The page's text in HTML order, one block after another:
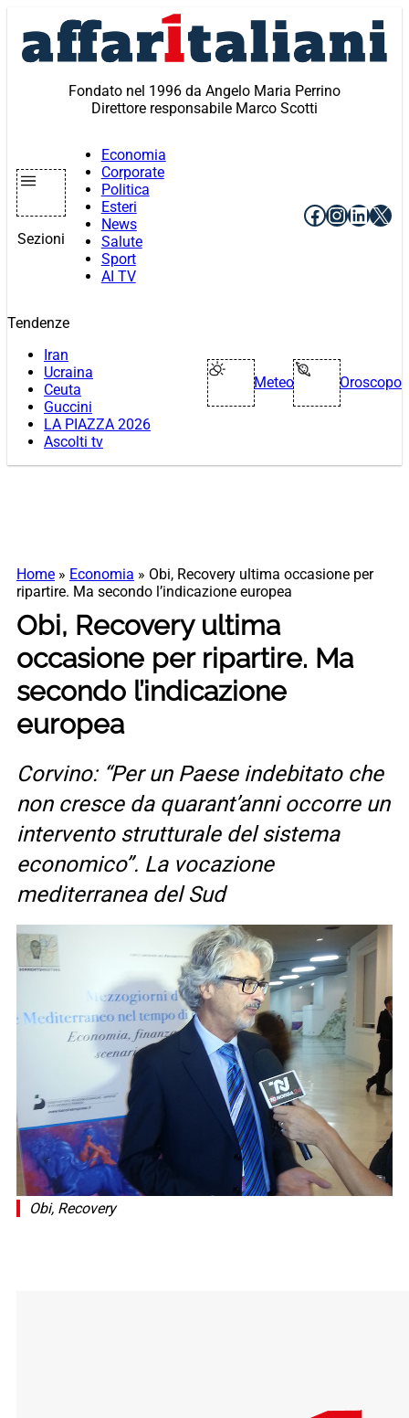
contenuto
Fondato nel 1996 da Angelo Maria Perrino
Direttore responsabile Marco Scotti
Sezioni
Economia
Corporate
Politica
Esteri
News
Salute
Sport
AI TV
Facebook
X
Tendenze
Iran
Ucraina
Ceuta
Guccini
LA PIAZZA 2026
Ascolti tv
Meteo Oroscopo
Home » Economia » Obi, Recovery ultima occasione per
ripartire. Ma secondo l’indicazione europea
Obi, Recovery ultima
occasione per ripartire. Ma
secondo l’indicazione
europea
Corvino: “Per un Paese indebitato che
non cresce da quarant’anni occorre un
intervento strutturale del sistema
economico”. La vocazione
mediterranea del Sud
Obi, Recovery